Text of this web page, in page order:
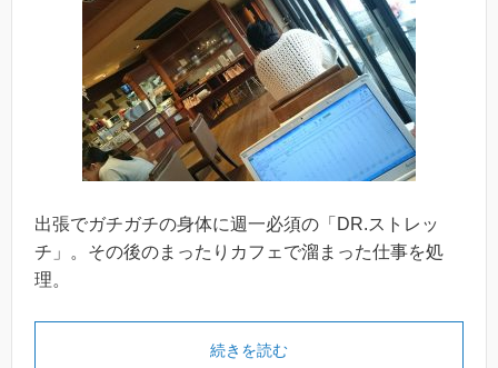
出張でガチガチの身体に週一必須の「DR.ストレッ
チ」。その後のまったりカフェで溜まった仕事を処
理。
続きを読む